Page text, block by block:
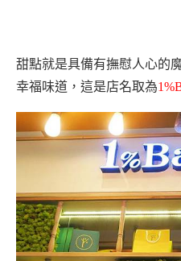
甜點就是具備有撫慰人心的
幸福味道，這是店名取為